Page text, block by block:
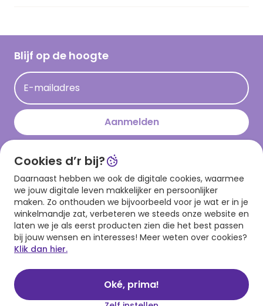
Hallmark Kaartclub
Acties
Persberichten
Hallmark en Kinderpostzegels
Cadeau inspiratie
Kaartinspiratie
Blijf op de hoogte
E-mailadres
Aanmelden
Download onze app
Cookies d’r bij?
Daarnaast hebben we ook de digitale cookies, waarmee
we jouw digitale leven makkelijker en persoonlijker
maken. Zo onthouden we bijvoorbeeld voor je wat er in je
winkelmandje zat, verbeteren we steeds onze website en
laten we je als eerst producten zien die het best passen
bij jouw wensen en interesses! Meer weten over cookies?
Klik dan hier.
Oké, prima!